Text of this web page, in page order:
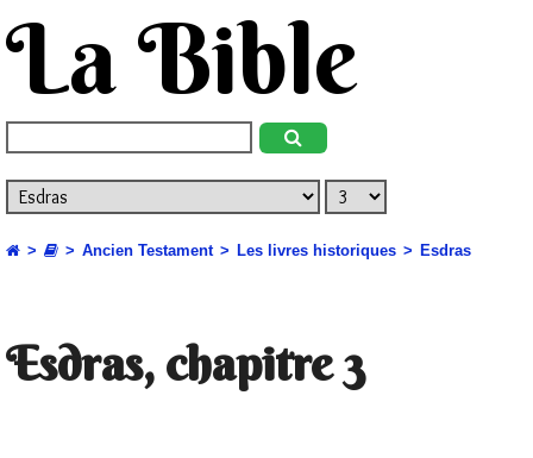
La Bible
Ancien Testament Les livres historiques Esdras
Esdras, chapitre 3